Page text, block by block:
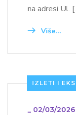
na adresi Ul.
Više...
IZLETI I
_ 02/03/2026